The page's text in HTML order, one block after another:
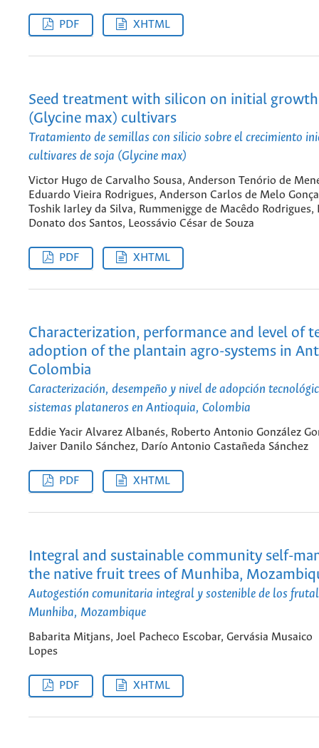
PDF XHTML
Seed treatment with silicon on initial
(Glycine max) cultivars
Tratamiento de semillas con silicio sobre el crecimiento
cultivares de soja (Glycine max)
Victor Hugo de Carvalho Sousa, Anderson Tenório de
Eduardo Vieira Rodrigues, Anderson Carlos de Melo
Toshik Iarley da Silva, Rummenigge de Macêdo Rodrigues,
Donato dos Santos, Leossávio César de Souza
PDF XHTML
Characterization, performance and level of
adoption of the plantain agro-systems in
Colombia
Caracterización, desempeño y nivel de adopción
sistemas plataneros en Antioquia, Colombia
Eddie Yacir Alvarez Albanés, Roberto Antonio González
Jaiver Danilo Sánchez, Darío Antonio Castañeda Sánchez
PDF XHTML
Integral and sustainable community self-
the native fruit trees of Munhiba,
Autogestión comunitaria integral y sostenible de los
Munhiba, Mozambique
Babarita Mitjans, Joel Pacheco Escobar, Gervásia Musaico
Lopes
PDF XHTML